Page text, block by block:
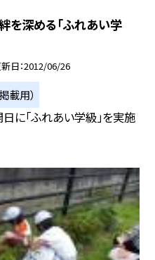
を深める「ふれあい学
日 2012/06/26
載用）
に「ふれあい学級」を実施